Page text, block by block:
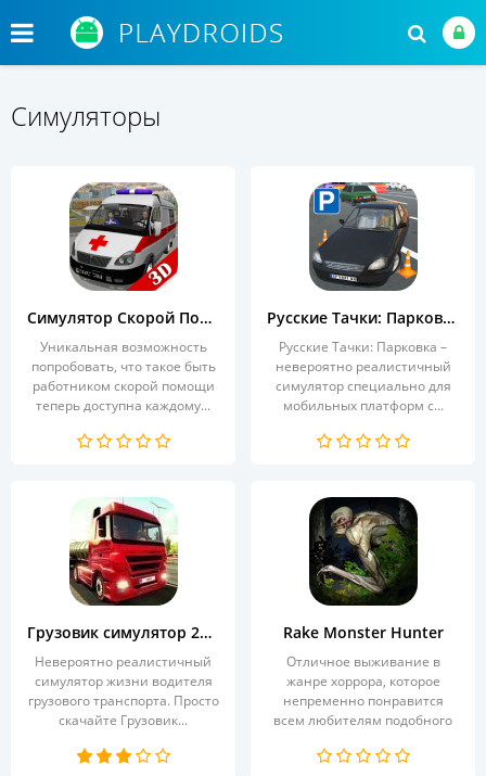
Симуляторы
Симулятор Скорой Помощи 3D
Уникальная возможность
попробовать, что такое быть
работником скорой помощи
теперь доступна каждому...
Русские Тачки: Парковка
Русские Тачки: Парковка –
невероятно реалистичный
симулятор специально для
мобильных платформ с...
Грузовик симулятор 2018: Европа
Невероятно реалистичный
симулятор жизни водителя
грузового транспорта. Просто
скачайте Грузовик...
Rake Monster Hunter
Отличное выживание в
жанре хоррора, которое
непременно понравится
всем любителям подобного